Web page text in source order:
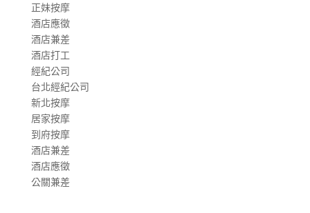
正妹按摩
酒店應徵
酒店兼差
酒店打工
經紀公司
台北經紀公司
新北按摩
居家按摩
到府按摩
酒店兼差
酒店應徵
公關兼差